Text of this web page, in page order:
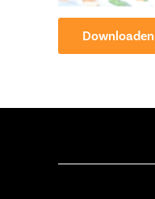
Downloaden